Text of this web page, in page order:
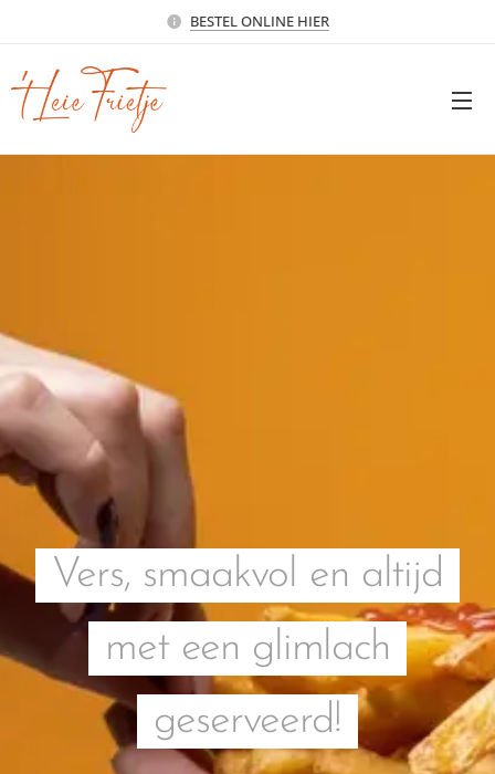
BESTEL ONLINE HIER
Vers, smaakvol en altijd
met een glimlach
geserveerd!